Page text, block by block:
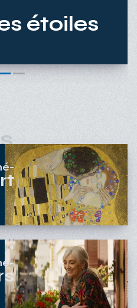
étoiles